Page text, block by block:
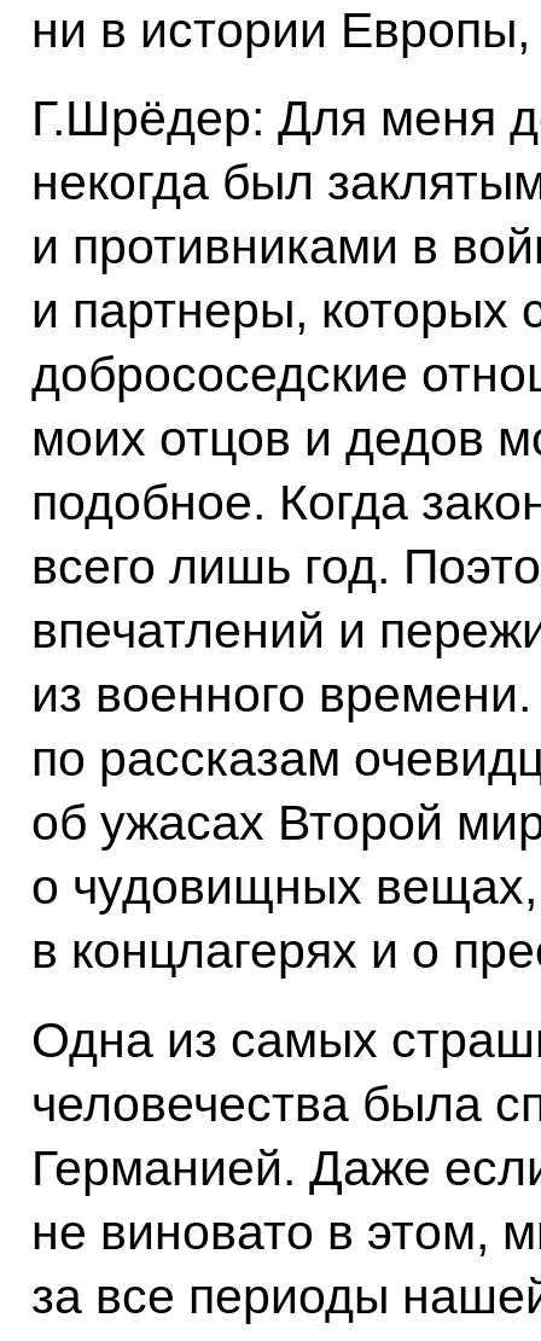
ни в истории
Г.Шрёдер: Для меня
некогда был
и противниками в
и партнеры, которых
добрососедские
моих отцов и дедов
подобное. Когда
всего лишь год.
впечатлений и
из военного
по рассказам
об ужасах Второй
о чудовищных
в концлагерях и о
Одна из самых
человечества была
Германией. Даже
не виновато в этом,
за все периоды